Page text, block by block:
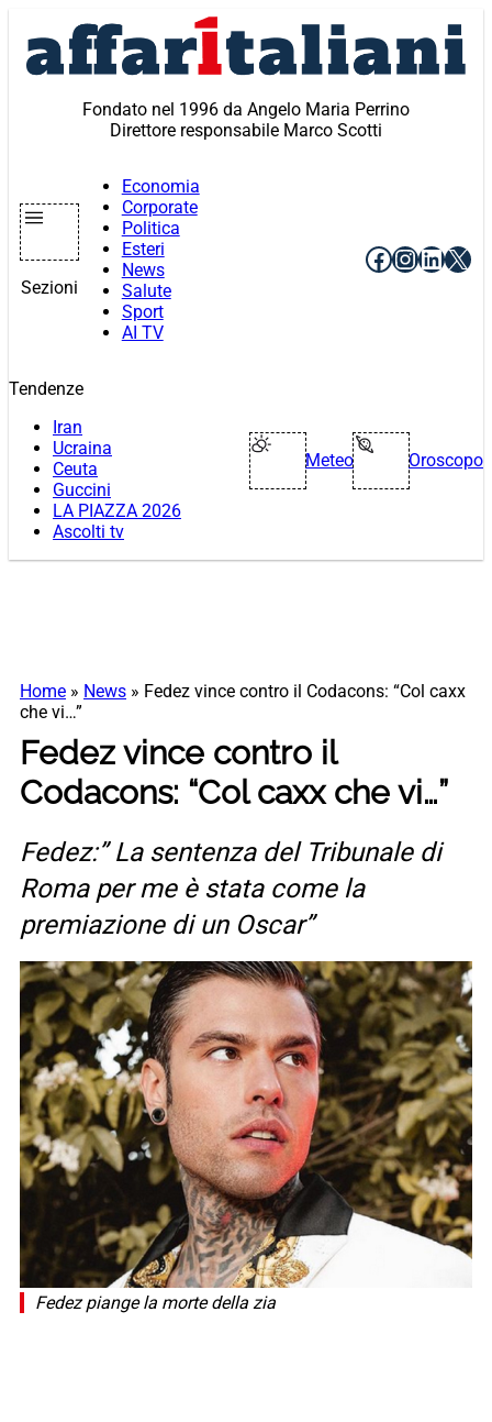
contenuto
Fondato nel 1996 da Angelo Maria Perrino
Direttore responsabile Marco Scotti
Sezioni
Economia
Corporate
Politica
Esteri
News
Salute
Sport
AI TV
Facebook
X
Tendenze
Iran
Ucraina
Ceuta
Guccini
LA PIAZZA 2026
Ascolti tv
Meteo Oroscopo
Home » News » Fedez vince contro il Codacons: “Col caxx
che vi…”
Fedez vince contro il
Codacons: “Col caxx che vi…”
Fedez:” La sentenza del Tribunale di
Roma per me è stata come la
premiazione di un Oscar”
Fedez piange la morte della zia